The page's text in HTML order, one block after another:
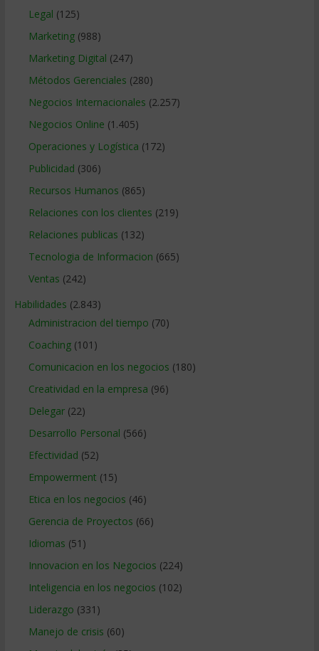
Legal (125)
Marketing(988)
Marketing Digital (247)
Métodos Gerenciales (280)
Negocios Internacionales (2.257)
Negocios Online (1.405)
Operaciones y Logística (172)
Publicidad (306)
Recursos Humanos (865)
Relaciones con los clientes (219)
Relaciones publicas (132)
Tecnologia de Informacion (665)
Ventas (242)
Habilidades (2.843)
Administracion del tiempo (70)
Coaching(101)
Comunicacion en los negocios (180)
Creatividad en la empresa (96)
Delegar(22)
Desarrollo Personal (566)
Efectividad (52)
Empowerment (15)
Etica en los negocios (46)
Gerencia de Proyectos (66)
Idiomas (51)
Innovacion en los Negocios (224)
Inteligencia en los negocios (102)
Liderazgo (331)
Manejo de crisis (60)